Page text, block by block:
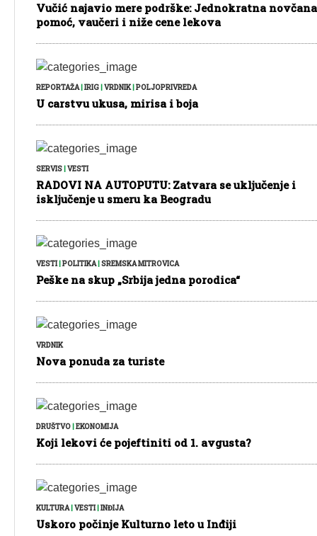
Vučić najavio mere podrške: Jednokratna novčana
pomoć, vaučeri i niže cene lekova
REPORTAŽA|IRIG|VRDNIK|POLJOPRIVREDA
U carstvu ukusa, mirisa i boja
SERVIS|VESTI
RADOVI NA AUTOPUTU: Zatvara se uključenje i
isključenje u smeru ka Beogradu
VESTI| POLITIKA| SREMSKA MITROVICA
Peške na skup „Srbija jedna porodica“
VRDNIK
Nova ponuda za turiste
DRUŠTVO|EKONOMIJA
Koji lekovi će pojeftiniti od 1. avgusta?
KULTURA|VESTI|INĐIJA
Uskoro počinje Kulturno leto u Inđiji